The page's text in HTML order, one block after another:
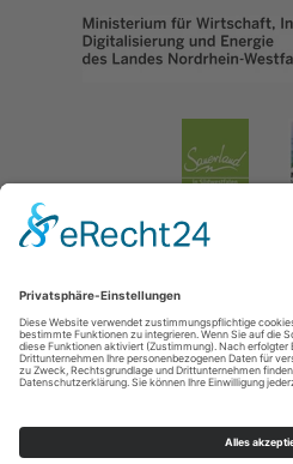
Impressum|Datenschutzerklärung|
E: